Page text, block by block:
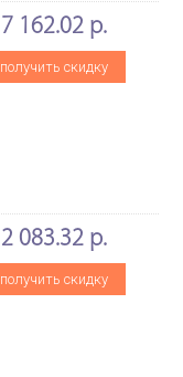
7 162.02 р.
получить скидку
2 083.32 р.
получить скидку